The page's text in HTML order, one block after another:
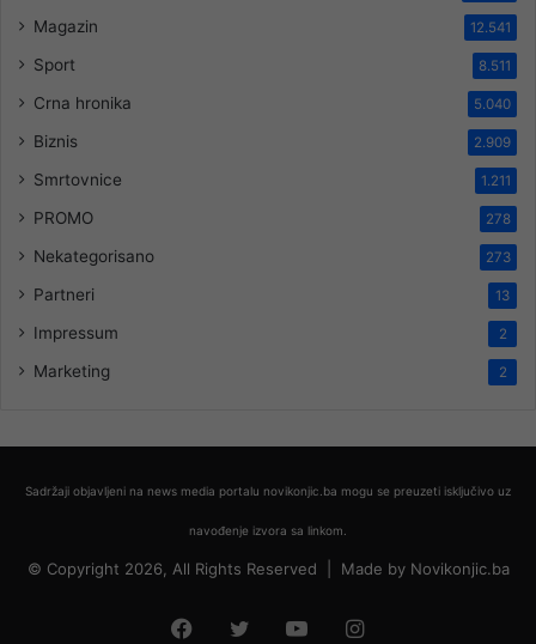
Magazin 12.541
Sport 8.511
Crna hronika 5.040
Biznis 2.909
Smrtovnice 1.211
PROMO 278
Nekategorisano 273
Partneri 13
Impressum 2
Marketing 2
Sadržaji objavljeni na news media portalu novikonjic.ba mogu se preuzeti isključivo uz
navođenje izvora sa linkom.
© Copyright 2026, All Rights Reserved | Made by Novikonjic.ba
Facebook
TwitterYouTubeInstagram